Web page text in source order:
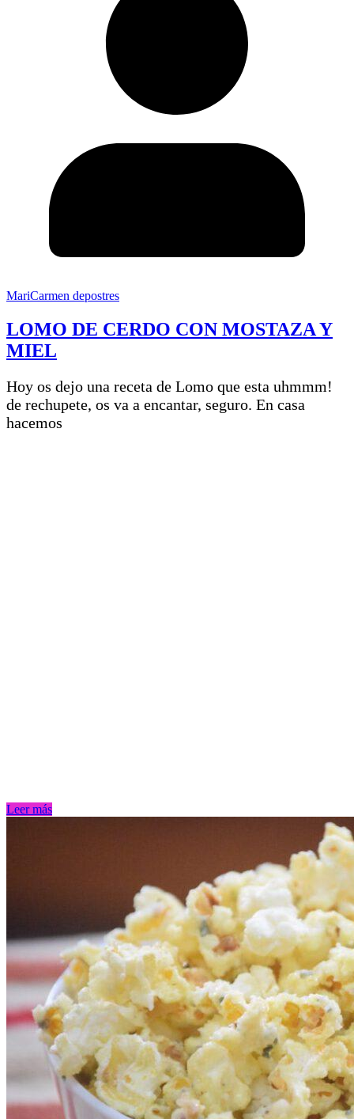
MariCarmen depostres
LOMO DE CERDO CON MOSTAZA Y
MIEL
Hoy os dejo una receta de Lomo que esta uhmmm!
de rechupete, os va a encantar, seguro. En casa
hacemos
Leer más